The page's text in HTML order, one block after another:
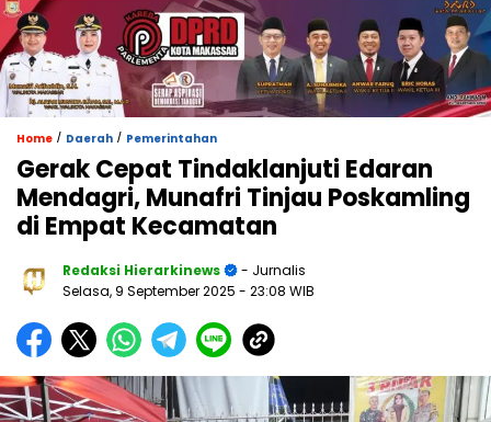
Home / Daerah / Pemerintahan
Gerak Cepat Tindaklanjuti Edaran
Mendagri, Munafri Tinjau Poskamling
di Empat Kecamatan
Redaksi Hierarkinews
- Jurnalis
Selasa, 9 September 2025 - 23:08 WIB